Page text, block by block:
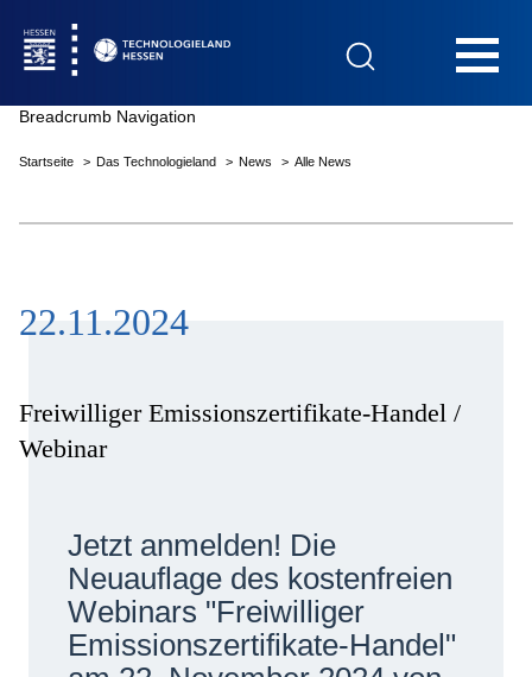
Das Technologieland
Innovationsfelder
Netzwerke
Breadcrumb Navigation
Startseite Das Technologieland News Alle News
22.11.2024
Freiwilliger Emissionszertifikate-Handel /
Webinar
Jetzt anmelden! Die
Neuauflage des kostenfreien
Webinars "Freiwilliger
Emissionszertifikate-Handel"